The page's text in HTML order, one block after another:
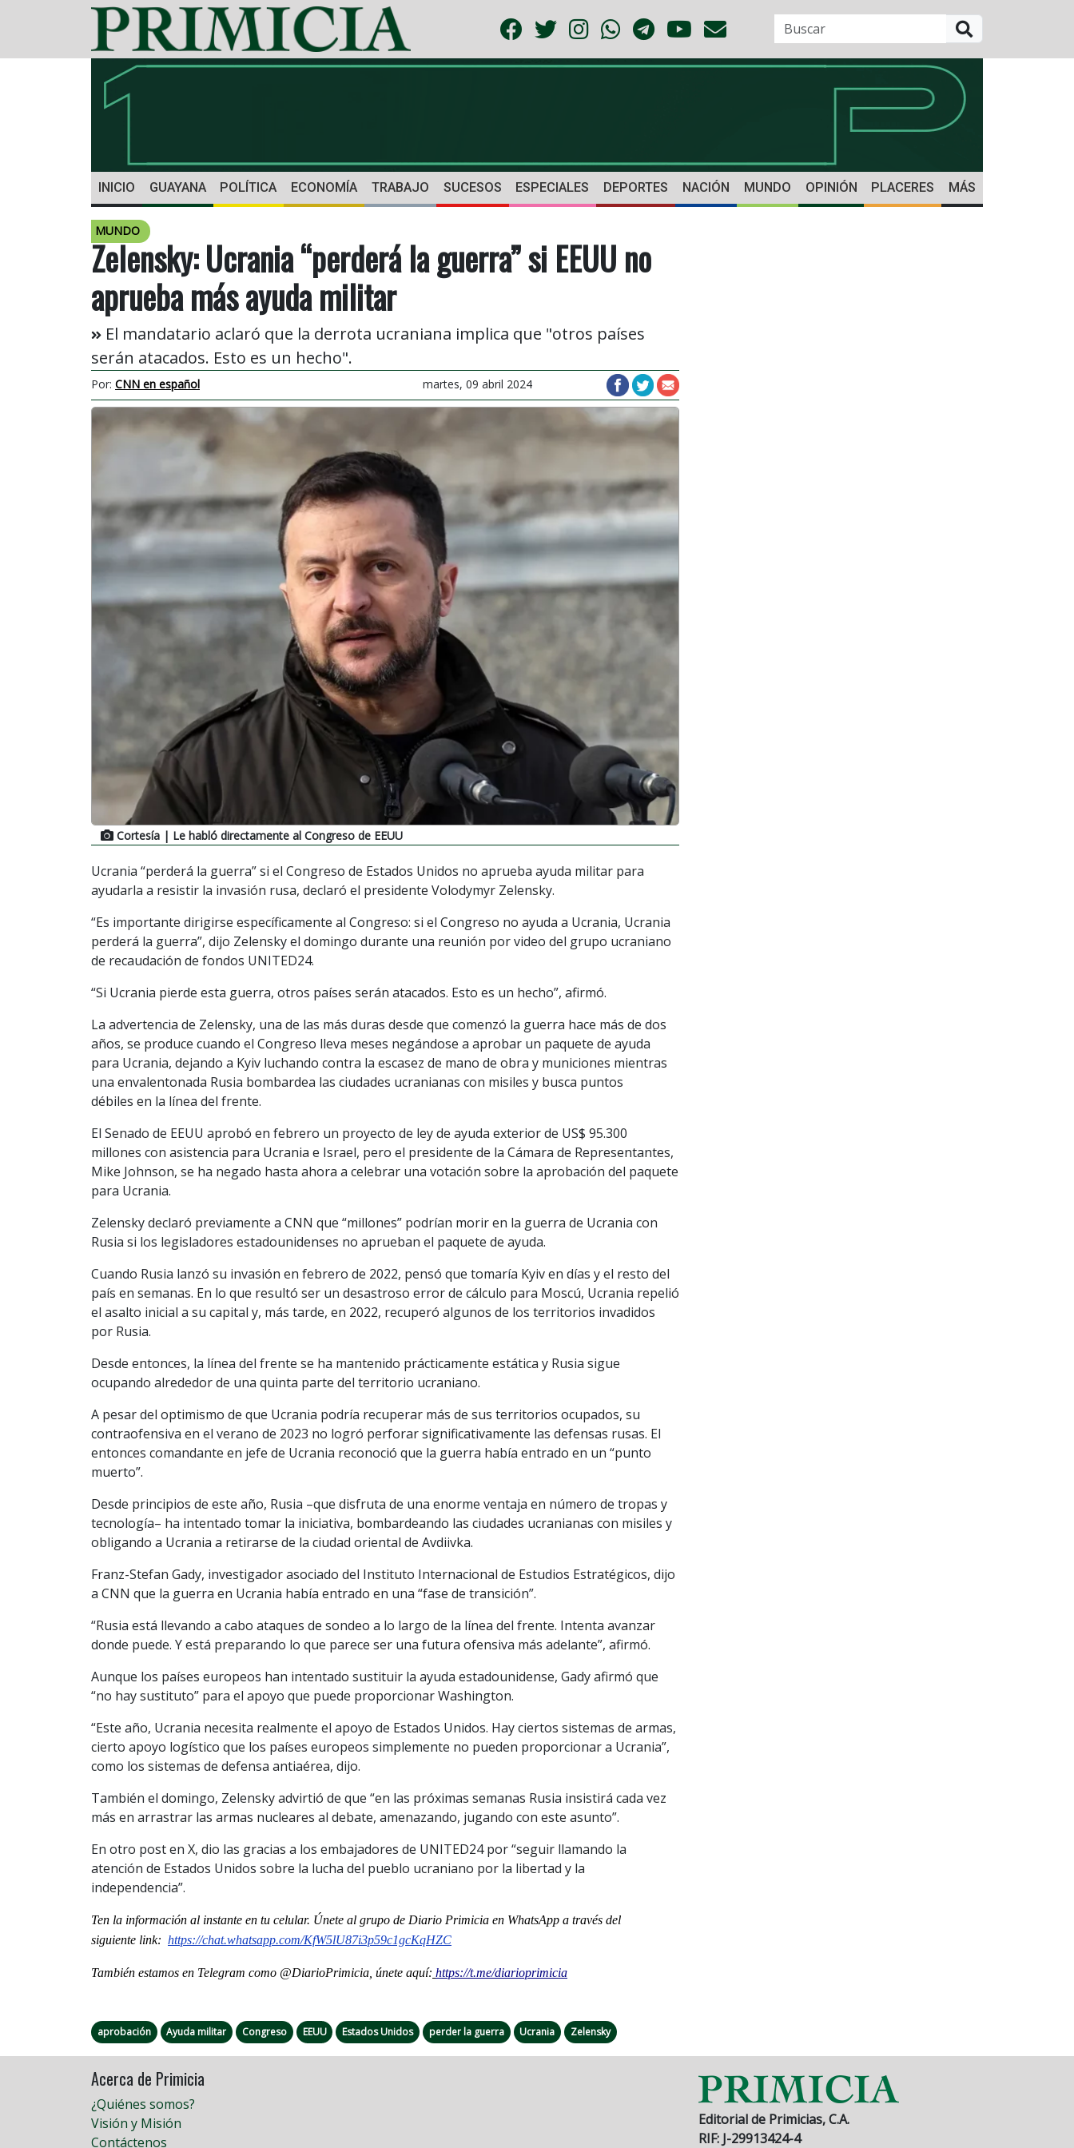
INICIO GUAYANA POLÍTICA ECONOMÍA TRABAJO SUCESOS ESPECIALES DEPORTES NACIÓN MUNDO OPINIÓN PLACERES MÁS
MUNDO
Zelensky: Ucrania “perderá la guerra” si EEUU no
aprueba más ayuda militar
El mandatario aclaró que la derrota ucraniana implica que "otros países
serán atacados. Esto es un hecho".
Por: CNN en español martes, 09 abril 2024
Cortesía | Le habló directamente al Congreso de EEUU
Ucrania “perderá la guerra” si el Congreso de Estados Unidos no aprueba ayuda militar para
ayudarla a resistir la invasión rusa, declaró el presidente Volodymyr Zelensky.
“Es importante dirigirse específicamente al Congreso: si el Congreso no ayuda a Ucrania, Ucrania
perderá la guerra”, dijo Zelensky el domingo durante una reunión por video del grupo ucraniano
de recaudación de fondos UNITED24.
“Si Ucrania pierde esta guerra, otros países serán atacados. Esto es un hecho”, afirmó.
La advertencia de Zelensky, una de las más duras desde que comenzó la guerra hace más de dos
años, se produce cuando el Congreso lleva meses negándose a aprobar un paquete de ayuda
para Ucrania, dejando a Kyiv luchando contra la escasez de mano de obra y municiones mientras
una envalentonada Rusia bombardea las ciudades ucranianas con misiles y busca puntos
débiles en la línea del frente.
El Senado de EEUU aprobó en febrero un proyecto de ley de ayuda exterior de US$ 95.300
millones con asistencia para Ucrania e Israel, pero el presidente de la Cámara de Representantes,
Mike Johnson, se ha negado hasta ahora a celebrar una votación sobre la aprobación del paquete
para Ucrania.
Zelensky declaró previamente a CNN que “millones” podrían morir en la guerra de Ucrania con
Rusia si los legisladores estadounidenses no aprueban el paquete de ayuda.
Cuando Rusia lanzó su invasión en febrero de 2022, pensó que tomaría Kyiv en días y el resto del
país en semanas. En lo que resultó ser un desastroso error de cálculo para Moscú, Ucrania repelió
el asalto inicial a su capital y, más tarde, en 2022, recuperó algunos de los territorios invadidos
por Rusia.
Desde entonces, la línea del frente se ha mantenido prácticamente estática y Rusia sigue
ocupando alrededor de una quinta parte del territorio ucraniano.
A pesar del optimismo de que Ucrania podría recuperar más de sus territorios ocupados, su
contraofensiva en el verano de 2023 no logró perforar significativamente las defensas rusas. El
entonces comandante en jefe de Ucrania reconoció que la guerra había entrado en un “punto
muerto”.
Desde principios de este año, Rusia –que disfruta de una enorme ventaja en número de tropas y
tecnología– ha intentado tomar la iniciativa, bombardeando las ciudades ucranianas con misiles y
obligando a Ucrania a retirarse de la ciudad oriental de Avdiivka.
Franz-Stefan Gady, investigador asociado del Instituto Internacional de Estudios Estratégicos, dijo
a CNN que la guerra en Ucrania había entrado en una “fase de transición”.
“Rusia está llevando a cabo ataques de sondeo a lo largo de la línea del frente. Intenta avanzar
donde puede. Y está preparando lo que parece ser una futura ofensiva más adelante”, afirmó.
Aunque los países europeos han intentado sustituir la ayuda estadounidense, Gady afirmó que
“no hay sustituto” para el apoyo que puede proporcionar Washington.
“Este año, Ucrania necesita realmente el apoyo de Estados Unidos. Hay ciertos sistemas de armas,
cierto apoyo logístico que los países europeos simplemente no pueden proporcionar a Ucrania”,
como los sistemas de defensa antiaérea, dijo.
También el domingo, Zelensky advirtió de que “en las próximas semanas Rusia insistirá cada vez
más en arrastrar las armas nucleares al debate, amenazando, jugando con este asunto”.
En otro post en X, dio las gracias a los embajadores de UNITED24 por “seguir llamando la
atención de Estados Unidos sobre la lucha del pueblo ucraniano por la libertad y la
independencia”.
Ten la información al instante en tu celular. Únete al grupo de Diario Primicia en WhatsApp a través del
siguiente link: https://chat.whatsapp.com/KfW5lU87i3p59c1gcKqHZC
También estamos en Telegram como @DiarioPrimicia, únete aquí: https://t.me/diarioprimicia
aprobación Ayuda militar Congreso EEUU Estados Unidos perder la guerra Ucrania Zelensky
Acerca de Primicia
¿Quiénes somos?
Visión y Misión
Contáctenos
Editorial de Primicias, C.A.
RIF: J-29913424-4